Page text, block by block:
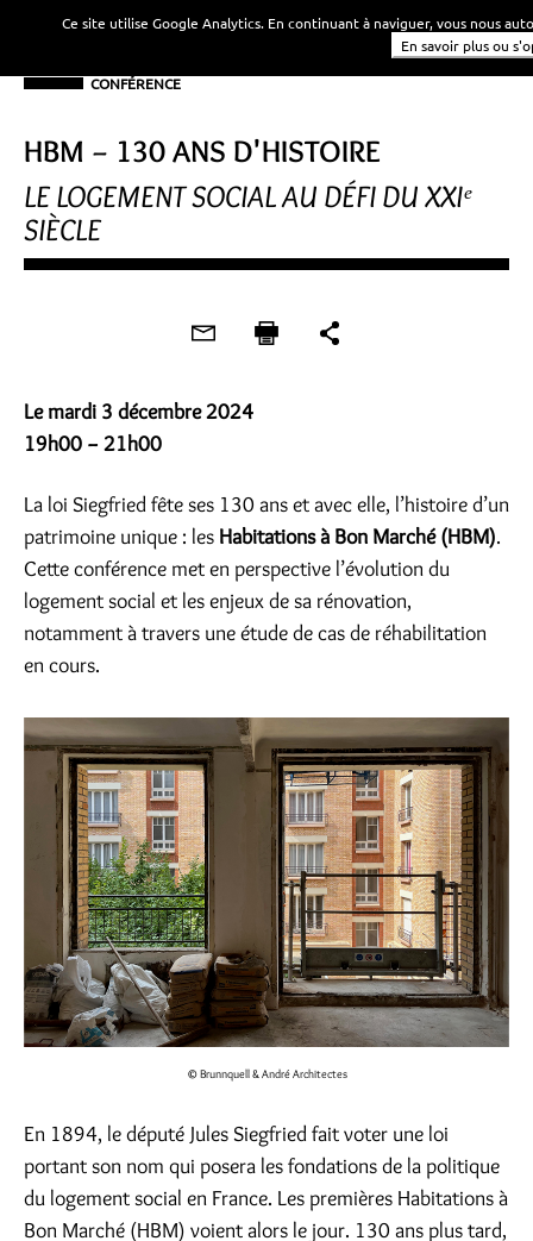
CONFÉRENCE
HBM − 130 ANS D'HISTOIRE
LE LOGEMENT SOCIAL AU DÉFI DU XXIᵉ
SIÈCLE
Le mardi 3 décembre 2024
19h00 − 21h00
La loi Siegfried fête ses 130 ans et avec elle, l’histoire d’un
patrimoine unique : les Habitations à Bon Marché (HBM).
Cette conférence met en perspective l’évolution du
logement social et les enjeux de sa rénovation,
notamment à travers une étude de cas de réhabilitation
en cours.
© Brunnquell & André Architectes
En 1894, le député Jules Siegfried fait voter une loi
portant son nom qui posera les fondations de la politique
du logement social en France. Les premières Habitations à
Bon Marché (HBM) voient alors le jour. 130 ans plus tard,
Ce site utilise Google Analytics. En continuant à naviguer, vous nous
En savoir plus ou